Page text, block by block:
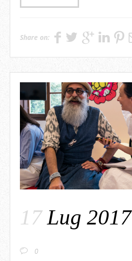
Share on:
17 Lug 2017
0